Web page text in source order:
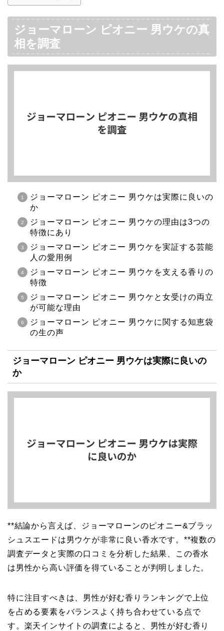
ジョーマローン ピオニー 男ウケの真
相を調査
ジョーマローン ピオニー 男ウケは実際に良いの
か
ジョーマローン ピオニー 男ウケの理由は3つの
特徴にあり
ジョーマローン ピオニー 男ウケを実証する芸能
人の愛用例
ジョーマローン ピオニー 男ウケを支える香りの
特徴
ジョーマローン ピオニー 男ウケと女受けの両立
が可能な理由
ジョーマローン ピオニー 男ウケに関する知恵袋
の生の声
ジョーマローン ピオニー 男ウケは実際に良いの
か
**結論から言えば、ジョーマローンのピオニー&ブラッ
シュスエードは男ウケが非常に良い香水です。**複数の
調査データと実際の口コミを分析した結果、この香水
は男性から高い評価を得ていることが判明しました。
特に注目すべきは、男性が好む香りランキングで上位
を占める要素をバランスよく持ち合わせている点で
す。楽天インサイトの調査によると、男性が好む香り